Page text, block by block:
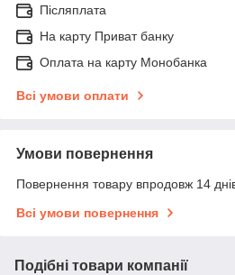
Післяплата
На карту Приват банку
Оплата на карту Монобанка
Всі умови оплати
Умови повернення
Повернення товару впродовж 14
Всі умови повернення
Подібні товари компанії